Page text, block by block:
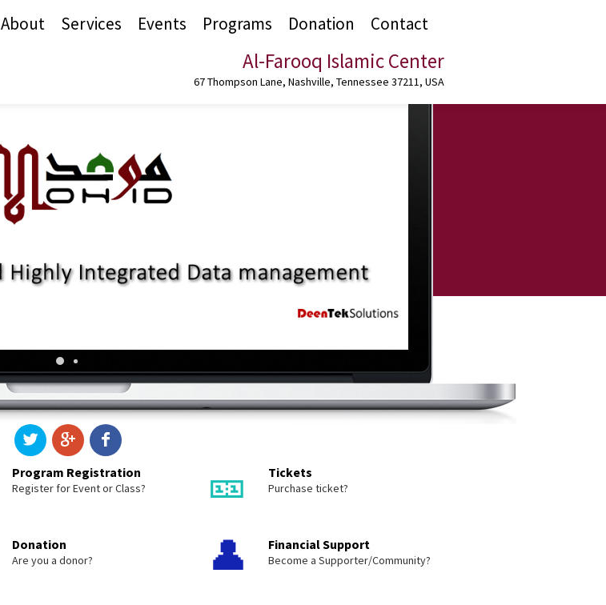
About Services Events Programs Donation Contact
Al-Farooq Islamic Center
67 Thompson Lane, Nashville, Tennessee 37211, USA
Program Registration
Register for Event or Class? 🎫 Tickets
Purchase ticket?
Donation
Are you a donor? 👤 Financial Support
Become a Supporter/Community?